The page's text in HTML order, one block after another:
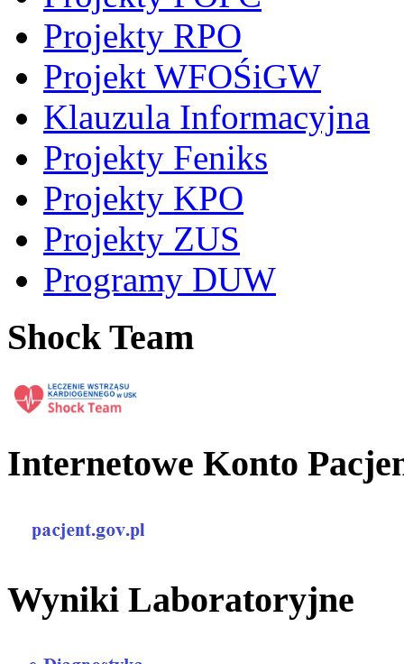
Projekty RPO
Projekt WFOŚiGW
Klauzula Informacyjna
Projekty Feniks
Projekty KPO
Projekty ZUS
Programy DUW
Shock Team
Internetowe Konto
Wyniki Laboratoryjne